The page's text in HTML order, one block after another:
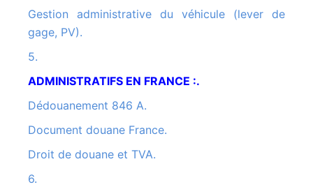
Gestion administrative du véhicule (lever de
gage, PV).
5.
ADMINISTRATIFS EN FRANCE :.
Dédouanement 846 A.
Document douane France.
Droit de douane et TVA.
6.